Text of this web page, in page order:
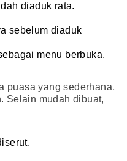
diaduk rata.
sebelum diaduk
menu berbuka.
puasa yang sederhana,
Selain mudah dibuat,